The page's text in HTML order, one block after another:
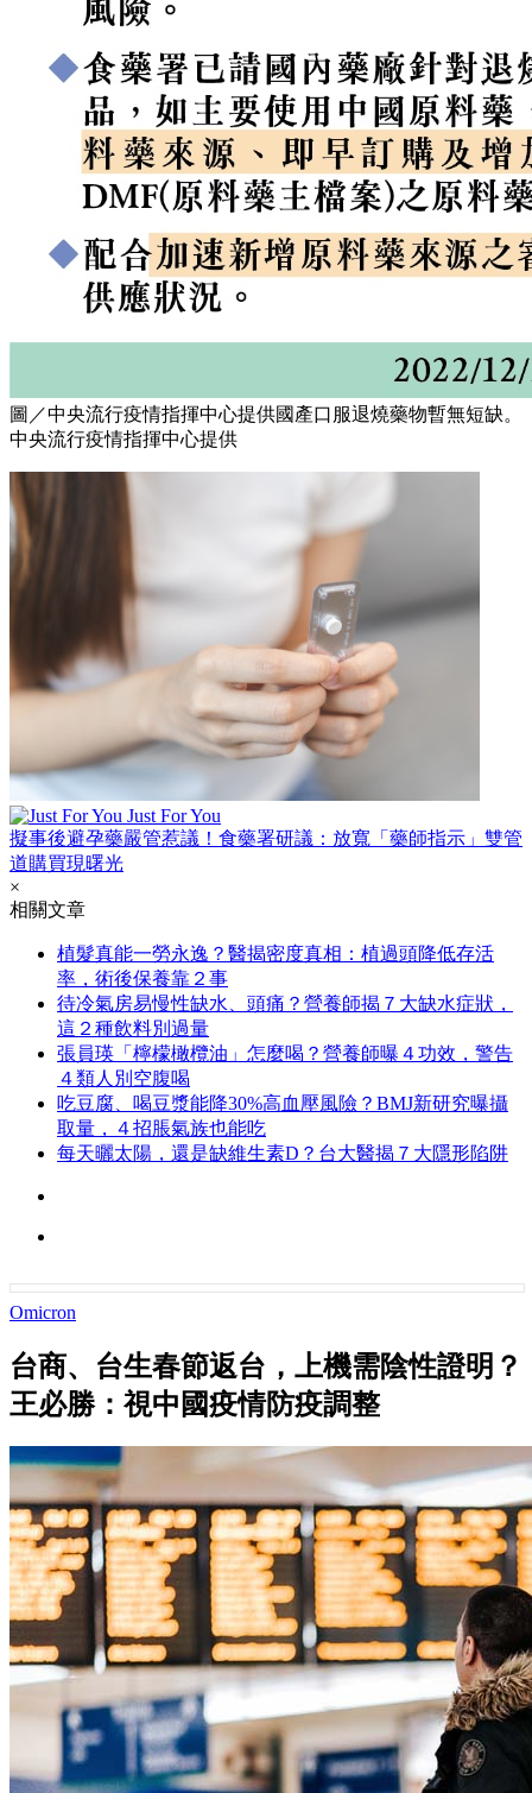
圖／中央流行疫情指揮中心提供國產口服退燒藥物暫無短缺。
中央流行疫情指揮中心提供
Just For You
擬事後避孕藥嚴管惹議！食藥署研議：放寬「藥師指示」雙管
道購買現曙光
×
相關文章
植髮真能一勞永逸？醫揭密度真相：植過頭降低存活
率，術後保養靠２事
待冷氣房易慢性缺水、頭痛？營養師揭７大缺水症狀，
這２種飲料別過量
張員瑛「檸檬橄欖油」怎麼喝？營養師曝４功效，警告
４類人別空腹喝
吃豆腐、喝豆漿能降30%高血壓風險？BMJ新研究曝攝
取量，４招脹氣族也能吃
每天曬太陽，還是缺維生素D？台大醫揭７大隱形陷阱
Omicron
台商、台生春節返台，上機需陰性證明？
王必勝：視中國疫情防疫調整